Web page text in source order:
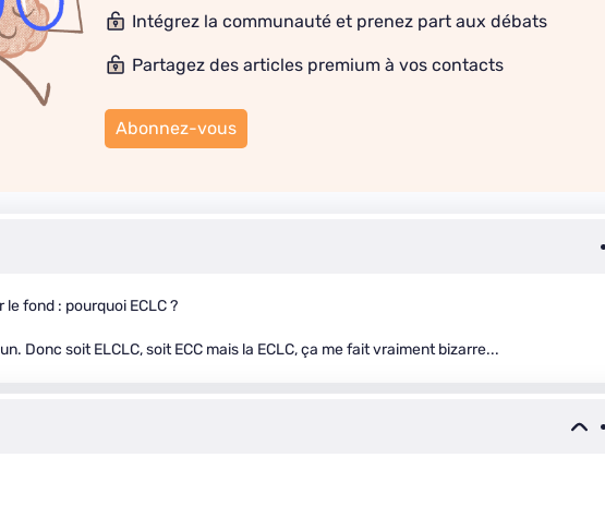
Intégrez la communauté et prenez part aux débats
Partagez des articles premium à vos contacts
Abonnez-vous
fond : pourquoi ECLC ?
Donc soit ELCLC, soit ECC mais la ECLC, ça me fait vraiment bizarre...